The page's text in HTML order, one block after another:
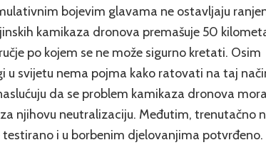
bojevim glavama ne ostavljaju
kamikaza dronova premašuje 50
po kojem se ne može sigurno kretati. Osim
u svijetu nema pojma kako ratovati na taj
da se problem kamikaza dronova
njihovu neutralizaciju. Međutim, trenutačno
testirano i u borbenim djelovanjima potvrđeno.